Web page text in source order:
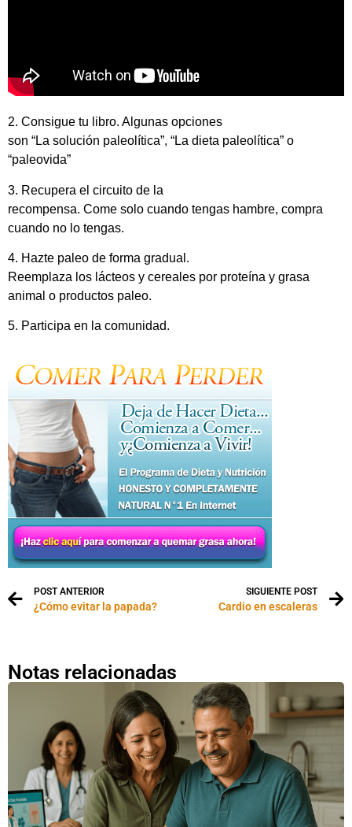
2. Consigue tu libro. Algunas opciones
son “La solución paleolítica”, “La dieta paleolítica” o
“paleovida”
3. Recupera el circuito de la
recompensa. Come solo cuando tengas hambre, compra
cuando no lo tengas.
4. Hazte paleo de forma gradual.
Reemplaza los lácteos y cereales por proteína y grasa
animal o productos paleo.
5. Participa en la comunidad.
POST ANTERIOR
¿Cómo evitar la papada?
SIGUIENTE POST
Cardio en escaleras
Notas relacionadas